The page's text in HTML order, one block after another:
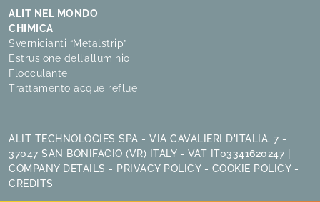
ALIT NEL MONDO
CHIMICA
Svernicianti “Metalstrip”
Estrusione dell’alluminio
Flocculante
Trattamento acque reflue
ALIT TECHNOLOGIES SPA - VIA CAVALIERI D'ITALIA, 7 -
37047 SAN BONIFACIO (VR) ITALY - VAT IT03341620247 |
COMPANY DETAILS - PRIVACY POLICY- COOKIE POLICY-
CREDITS